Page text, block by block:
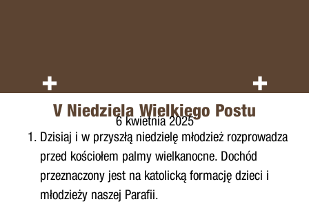
+ +
V Niedziela Wielkiego Postu
6 kwietnia 2025
Dzisiaj i w przyszłą niedzielę młodzież rozprowadza
przed kościołem palmy wielkanocne. Dochód
przeznaczony jest na katolicką formację dzieci i
młodzieży naszej Parafii.